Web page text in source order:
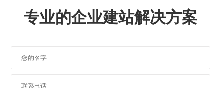
专业的企业建站解决方案